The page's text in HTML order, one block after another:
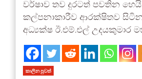
වර්ෂාව තව දුරටත් පවතින
කල්පනාකාරීව ආරක්ෂිතව සිටින
අධ්‍යක්ෂ ඊ.එම්.එල් උදයකුමාර
කාලීන පුවත්